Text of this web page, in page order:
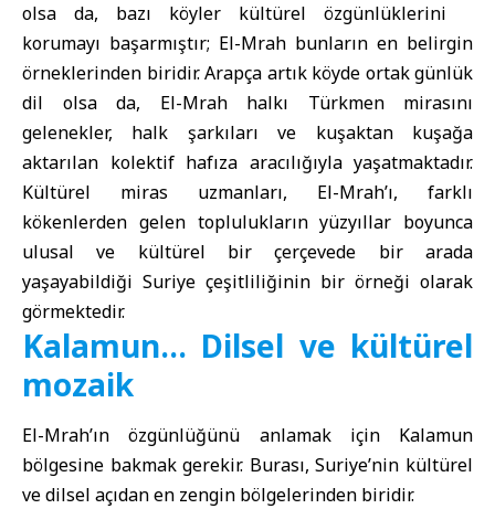
olsa da, bazı köyler kültürel özgünlüklerini
korumayı başarmıştır; El-Mrah bunların en belirgin
örneklerinden biridir. Arapça artık köyde ortak günlük
dil olsa da, El-Mrah halkı Türkmen mirasını
gelenekler, halk şarkıları ve kuşaktan kuşağa
aktarılan kolektif hafıza aracılığıyla yaşatmaktadır.
Kültürel miras uzmanları, El-Mrah’ı, farklı
kökenlerden gelen toplulukların yüzyıllar boyunca
ulusal ve kültürel bir çerçevede bir arada
yaşayabildiği Suriye çeşitliliğinin bir örneği olarak
görmektedir.
Kalamun… Dilsel ve kültürel
mozaik
El-Mrah’ın özgünlüğünü anlamak için Kalamun
bölgesine bakmak gerekir. Burası, Suriye’nin kültürel
ve dilsel açıdan en zengin bölgelerinden biridir.